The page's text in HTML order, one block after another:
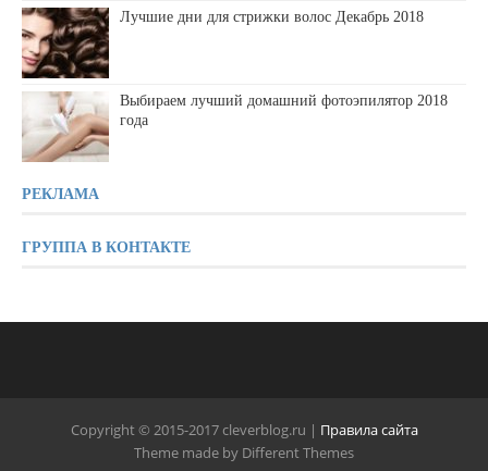
Лучшие дни для стрижки волос Декабрь 2018
Выбираем лучший домашний фотоэпилятор 2018
года
РЕКЛАМА
ГРУППА В КОНТАКТЕ
Copyright © 2015-2017 cleverblog.ru | Правила сайта
Theme made by Different Themes